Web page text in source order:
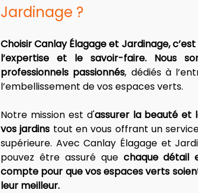
Jardinage ?
Choisir Canlay Élagage et Jardinage,
l’expertise et le savoir-faire. Nous
professionnels passionnés, dédiés à
l’embellissement de vos espaces verts.
Notre mission est d'assurer la beauté et
vos jardins tout en vous offrant un
supérieure. Avec Canlay Élagage et
pouvez être assuré que chaque détail
compte pour que vos espaces verts
leur meilleur.